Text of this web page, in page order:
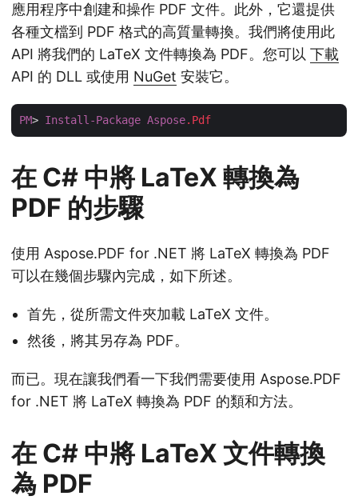
應用程序中創建和操作 PDF 文件。此外，它還提供
各種文檔到 PDF 格式的高質量轉換。我們將使用此
API 將我們的 LaTeX 文件轉換為 PDF。您可以 下載
API 的 DLL 或使用 NuGet 安裝它。
PM> Install-Package Aspose.Pdf
在 C# 中將 LaTeX 轉換為
PDF 的步驟
使用 Aspose.PDF for .NET 將 LaTeX 轉換為 PDF
可以在幾個步驟內完成，如下所述。
首先，從所需文件夾加載 LaTeX 文件。
然後，將其另存為 PDF。
而已。現在讓我們看一下我們需要使用 Aspose.PDF
for .NET 將 LaTeX 轉換為 PDF 的類和方法。
在 C# 中將 LaTeX 文件轉換
為 PDF